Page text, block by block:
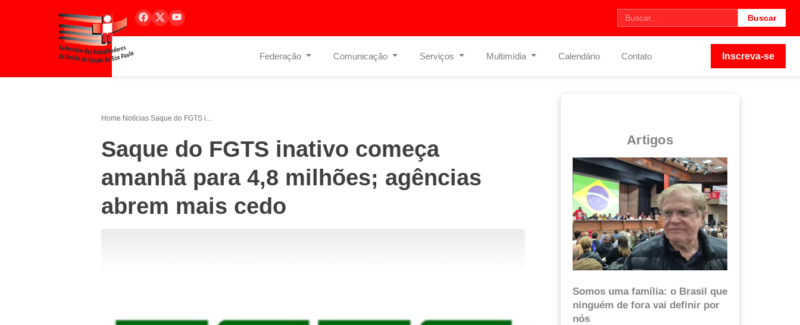
Buscar
Federação Comunicação Serviços Multimídia Calendário Contato Inscreva-se
Home/Notícias/ Saque do FGTS inativo começa amanhã para 4,8 milhões; agências abrem mais cedo
Saque do FGTS inativo começa
amanhã para 4,8 milhões; agências
abrem mais cedo
Artigos
Somos uma família: o Brasil que
ninguém de fora vai definir por
nós